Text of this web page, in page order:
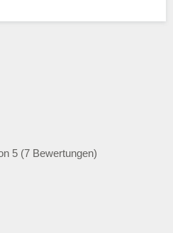
5 (7 Bewertungen)